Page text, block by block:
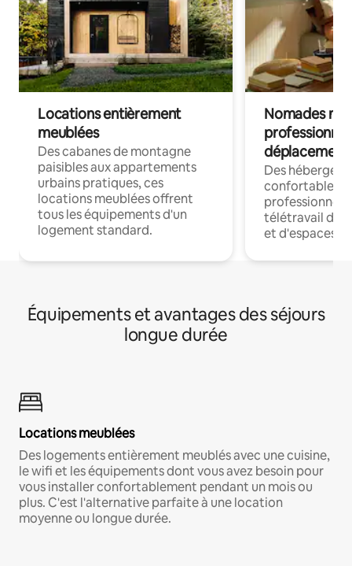
Locations entièrement
meublées
Des cabanes de montagne
paisibles aux appartements
urbains pratiques, ces
locations meublées offrent
tous les équipements d'un
logement standard.
Nomades
déplacement
Des
confortables
professionnels
télétravail
et d'espaces
Équipements et avantages des séjours
longue durée
Locations meublées
Des logements entièrement meublés avec une cuisine,
le wifi et les équipements dont vous avez besoin pour
vous installer confortablement pendant un mois ou
plus. C'est l'alternative parfaite à une location
moyenne ou longue durée.